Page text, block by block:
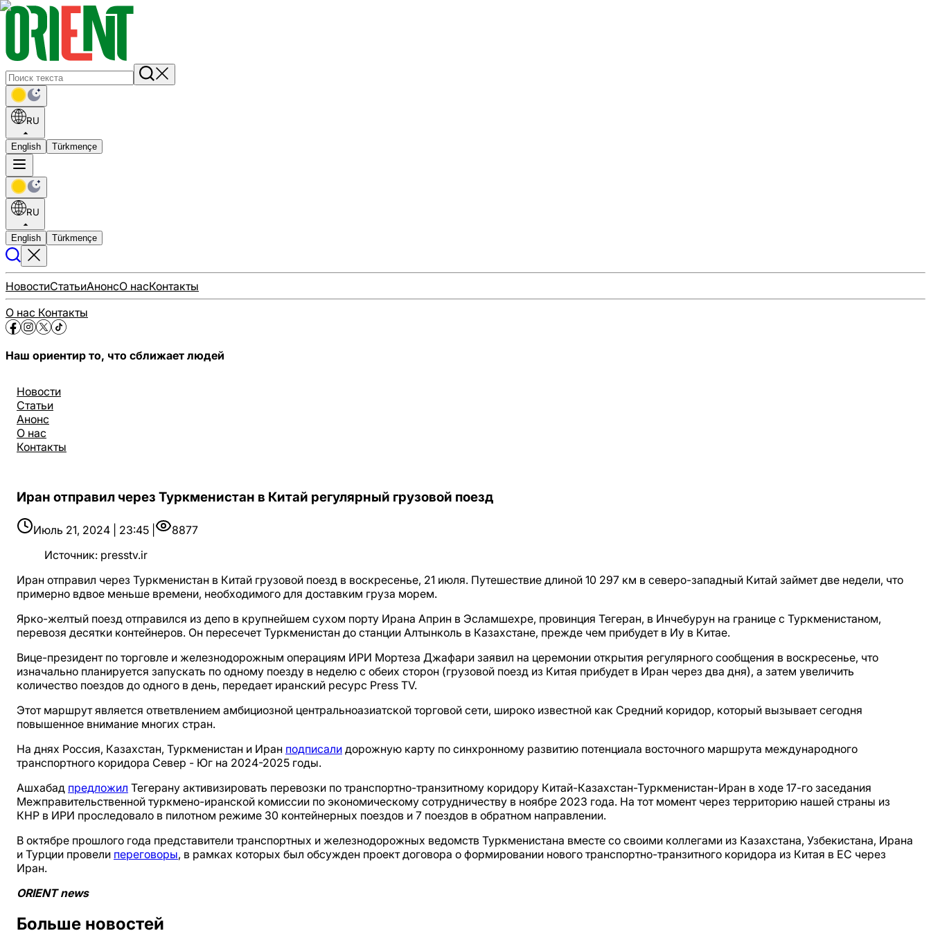
RU
English Türkmençe
RU
English Türkmençe
НовостиСтатьиАнонсО насКонтакты
О нас Контакты
Наш ориентир то, что сближает людей
Новости
Статьи
Анонс
О нас
Контакты
Иран отправил через Туркменистан в Китай регулярный грузовой поезд
Июль 21, 2024 | 23:45 |
8877
Источник: presstv.ir
Иран отправил через Туркменистан в Китай грузовой поезд в воскресенье, 21 июля. Путешествие длиной 10 297 км в северо-западный Китай займет две недели, что
примерно вдвое меньше времени, необходимого для доставким груза морем.
Ярко-желтый поезд отправился из депо в крупнейшем сухом порту Ирана Априн в Эсламшехре, провинция Тегеран, в Инчебурун на границе с Туркменистаном,
перевозя десятки контейнеров. Он пересечет Туркменистан до станции Алтынколь в Казахстане, прежде чем прибудет в Иу в Китае.
Вице-президент по торговле и железнодорожным операциям ИРИ Мортеза Джафари заявил на церемонии открытия регулярного сообщения в воскресенье, что
изначально планируется запускать по одному поезду в неделю с обеих сторон (грузовой поезд из Китая прибудет в Иран через два дня), а затем увеличить
количество поездов до одного в день, передает иранский ресурс Press TV.
Этот маршрут является ответвлением амбициозной центральноазиатской торговой сети, широко известной как Средний коридор, который вызывает сегодня
повышенное внимание многих стран.
На днях Россия, Казахстан, Туркменистан и Иран подписали дорожную карту по синхронному развитию потенциала восточного маршрута международного
транспортного коридора Север - Юг на 2024-2025 годы.
Ашхабад предложил Тегерану активизировать перевозки по транспортно-транзитному коридору Китай-Казахстан-Туркменистан-Иран в ходе 17-го заседания
Межправительственной туркмено-иранской комиссии по экономическому сотрудничеству в ноябре 2023 года. На тот момент через территорию нашей страны из
КНР в ИРИ проследовало в пилотном режиме 30 контейнерных поездов и 7 поездов в обратном направлении.
В октябре прошлого года представители транспортных и железнодорожных ведомств Туркменистана вместе со своими коллегами из Казахстана, Узбекистана, Ирана
и Турции провели переговоры, в рамках которых был обсужден проект договора о формировании нового транспортно-транзитного коридора из Китая в ЕС через
Иран.
ORIENT news
Больше новостей